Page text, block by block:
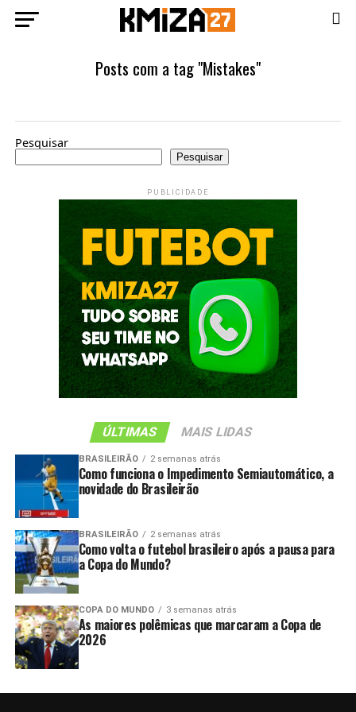
Posts com a tag "Mistakes"
Pesquisar
Pesquisar
PUBLICIDADE
ÚLTIMAS MAIS LIDAS
BRASILEIRÃO 2 semanas atrás
Como funciona o Impedimento Semiautomático, a
novidade do Brasileirão
BRASILEIRÃO 2 semanas atrás
Como volta o futebol brasileiro após a pausa para
a Copa do Mundo?
COPA DO MUNDO 3 semanas atrás
As maiores polêmicas que marcaram a Copa de
2026